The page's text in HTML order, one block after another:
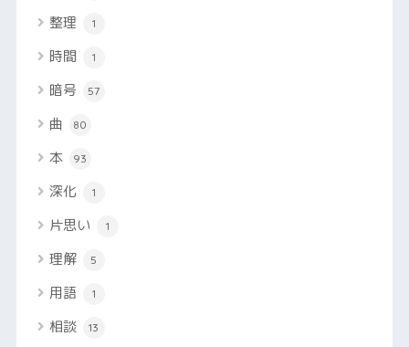
整理 1
時間 1
暗号 57
曲 80
本 93
深化 1
片思い 1
理解 5
用語 1
相談 13